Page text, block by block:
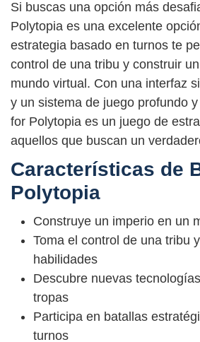
Si buscas una opción más
Polytopia es una excelente
estrategia basado en turnos te
control de una tribu y construir
mundo virtual. Con una interfaz
y un sistema de juego profundo
for Polytopia es un juego de
aquellos que buscan un
Características de
Polytopia
Construye un imperio en un
Toma el control de una tribu
habilidades
Descubre nuevas
tropas
Participa en batallas
turnos